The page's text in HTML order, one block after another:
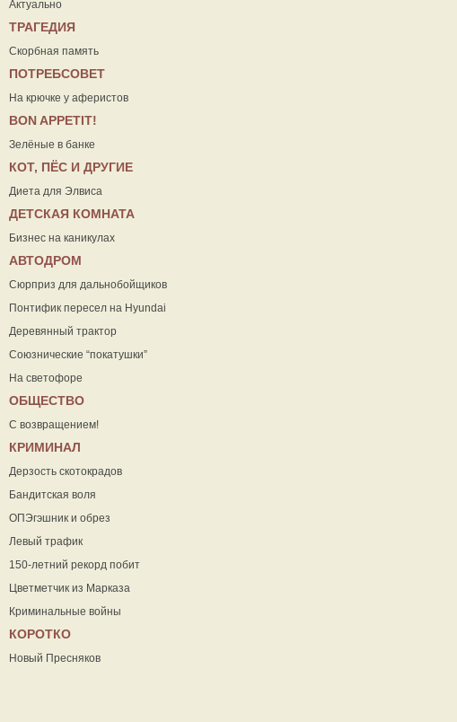
Актуально
ТРАГЕДИЯ
Скорбная память
ПОТРЕБСОВЕТ
На крючке у аферистов
ВON APPETIT!
Зелёные в банке
КОТ, ПЁС И ДРУГИЕ
Диета для Элвиса
ДЕТСКАЯ КОМНАТА
Бизнес на каникулах
АВТОДРОМ
Сюрприз для дальнобойщиков
Понтифик пересел на Hyundai
Деревянный трактор
Союзнические “покатушки”
На светофоре
ОБЩЕСТВО
С возвращением!
КРИМИНАЛ
Дерзость скотокрадов
Бандитская воля
ОПЭгэшник и обрез
Левый трафик
150-летний рекорд побит
Цветметчик из Марказа
Криминальные войны
КОРОТКО
Новый Пресняков